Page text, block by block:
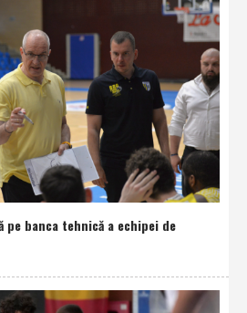
pe banca tehnică a echipei de